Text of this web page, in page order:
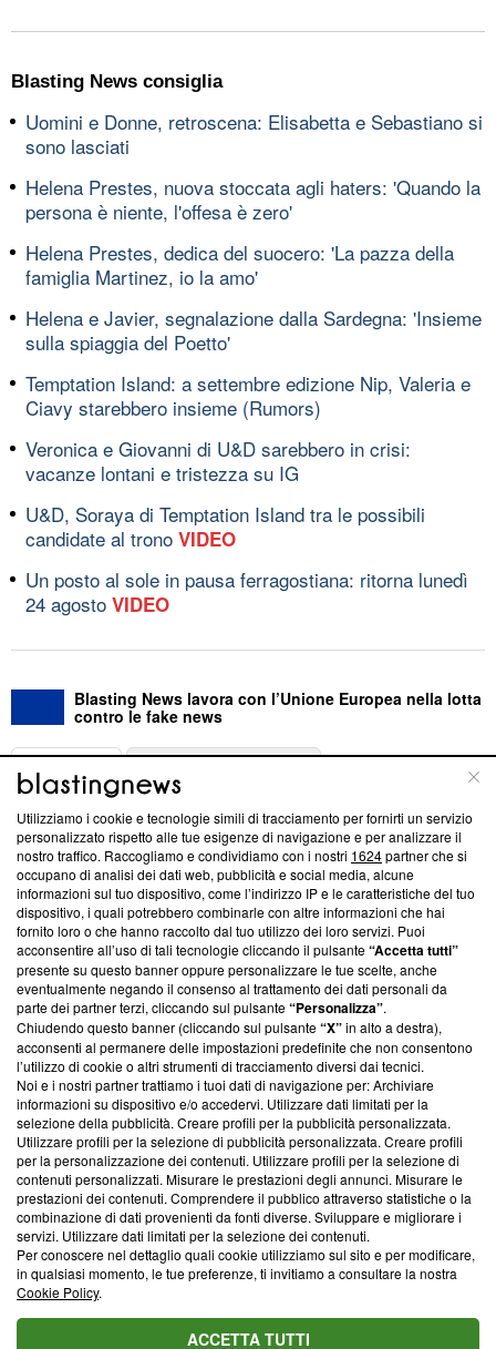
Blasting News consiglia
Uomini e Donne, retroscena: Elisabetta e Sebastiano si
sono lasciati
Helena Prestes, nuova stoccata agli haters: 'Quando la
persona è niente, l'offesa è zero'
Helena Prestes, dedica del suocero: 'La pazza della
famiglia Martinez, io la amo'
Helena e Javier, segnalazione dalla Sardegna: 'Insieme
sulla spiaggia del Poetto'
Temptation Island: a settembre edizione Nip, Valeria e
Ciavy starebbero insieme (Rumors)
Veronica e Giovanni di U&D sarebbero in crisi:
vacanze lontani e tristezza su IG
U&D, Soraya di Temptation Island tra le possibili
candidate al trono VIDEO
Un posto al sole in pausa ferragostiana: ritorna lunedì
24 agosto VIDEO
Blasting News lavora con l’Unione Europea nella lotta
contro le fake news
ABOUT
Questa sezione offre informazioni trasparenti su Blasting
News, sui nostri processi editoriali e su come ci impegniamo a
creare news di qualità. Inoltre, afferma la nostra aderenza a
‘Trust Project - News with Integrity’Blasting News non è
ancora membro del programma, ma ha richiesto di farne
parte; Trust Project non ha ancora effettuato una verifica di
conformità agli standard.
Su di noi
Team editoriale
Corporate
Redazione
Informativa Privacy
Cookie Policy
Blasting SA, IDI CHE-247.845.224, Via Carlo Frasca, 3 - 6900
Lugano (Svizzera) Tel:+39 0690258937
© 2026 Blasting News
Utilizziamo i cookie e tecnologie simili di tracciamento per fornirti un servizio
personalizzato rispetto alle tue esigenze di navigazione e per analizzare il
nostro traffico. Raccogliamo e condividiamo con i nostri 1624partner che si
occupano di analisi dei dati web, pubblicità e social media, alcune
informazioni sul tuo dispositivo, come l’indirizzo IP e le caratteristiche del tuo
dispositivo, i quali potrebbero combinarle con altre informazioni che hai
fornito loro o che hanno raccolto dal tuo utilizzo dei loro servizi. Puoi
acconsentire all’uso di tali tecnologie cliccando il pulsante“Accetta tutti”
presente su questo banner oppure personalizzare le tue scelte, anche
eventualmente negando il consenso al trattamento dei dati personali da
parte dei partner terzi, cliccando sul pulsante“Personalizza”.
Chiudendo questo banner (cliccando sul pulsante“X”in alto a destra),
acconsenti al permanere delle impostazioni predefinite che non consentono
l’utilizzo di cookie o altri strumenti di tracciamento diversi dai tecnici.
Noi e i nostri partner trattiamo i tuoi dati di navigazione per: Archiviare
informazioni su dispositivo e/o accedervi. Utilizzare dati limitati per la
selezione della pubblicità. Creare profili per la pubblicità personalizzata.
Utilizzare profili per la selezione di pubblicità personalizzata. Creare profili
per la personalizzazione dei contenuti. Utilizzare profili per la selezione di
contenuti personalizzati. Misurare le prestazioni degli annunci. Misurare le
prestazioni dei contenuti. Comprendere il pubblico attraverso statistiche o la
combinazione di dati provenienti da fonti diverse. Sviluppare e migliorare i
servizi. Utilizzare dati limitati per la selezione dei contenuti.
Per conoscere nel dettaglio quali cookie utilizziamo sul sito e per modificare,
in qualsiasi momento, le tue preferenze, ti invitiamo a consultare la nostra
Cookie Policy.
ACCETTA TUTTI